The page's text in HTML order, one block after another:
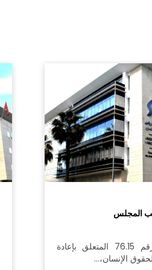
المجلس
طبقا لأحكام القانون رقم 76.15 المتعلق بإعادة
الإنسان،…